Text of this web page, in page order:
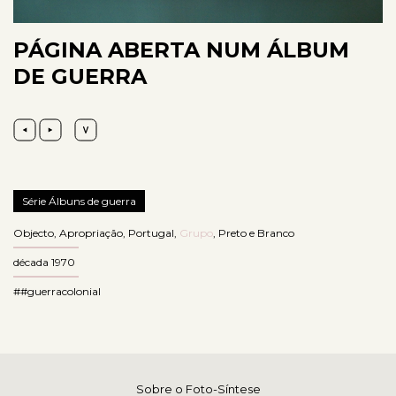
PÁGINA ABERTA NUM ÁLBUM
DE GUERRA
Série Álbuns de guerra
Objecto, Apropriação, Portugal, Grupo, Preto e Branco
década 1970
##guerracolonial
Sobre o Foto-Síntese